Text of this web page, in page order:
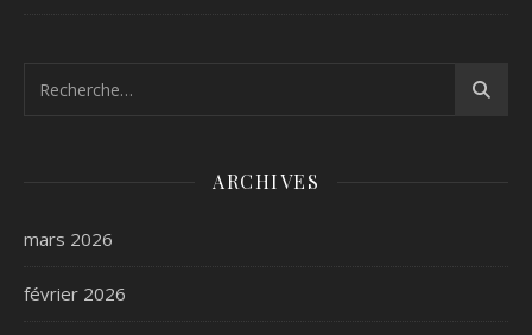
ARCHIVES
mars 2026
février 2026